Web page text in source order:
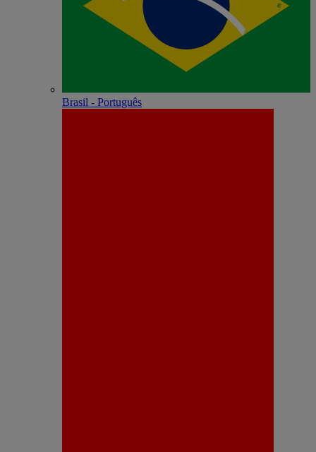
Brasil - Português